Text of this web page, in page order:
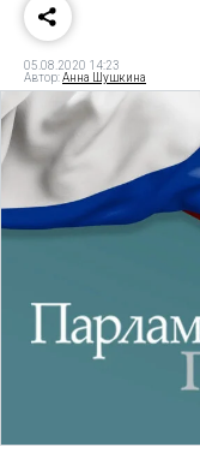
05.08.2020 14:23
Автор:Анна Шушкина